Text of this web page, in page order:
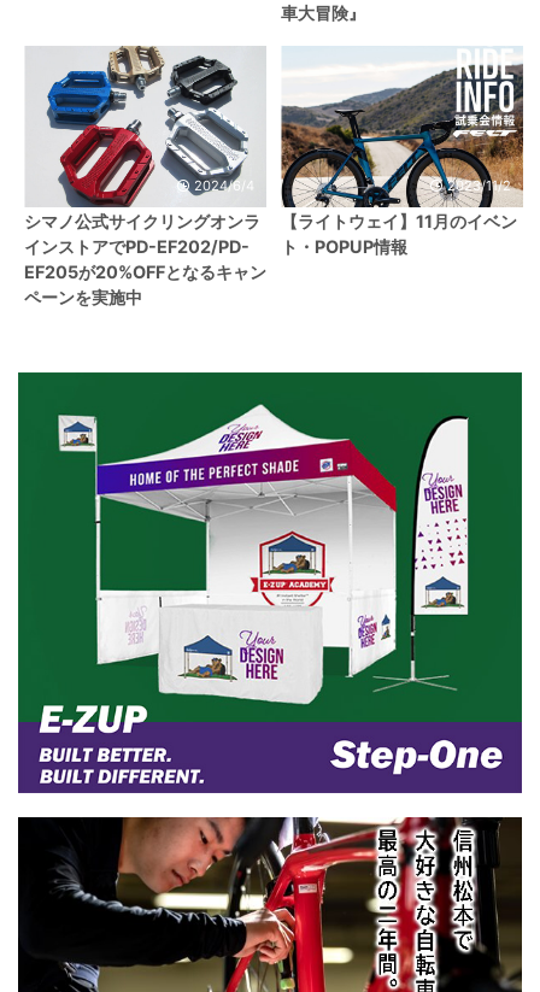
車大冒険』
2024/6/4
シマノ公式サイクリングオンラ
インストアでPD-EF202/PD-
EF205が20%OFFとなるキャン
ペーンを実施中
2023/11/2
【ライトウェイ】11月のイベン
ト・POPUP情報